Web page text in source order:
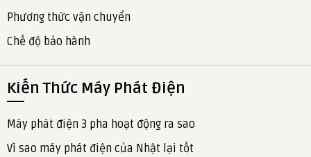
Phương thức vận chuyển
Chế độ bảo hành
Kiến Thức Máy Phát Điện
Máy phát điện 3 pha hoạt động ra sao
Vì sao máy phát điện của Nhật lại tốt